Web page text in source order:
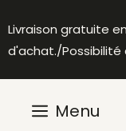
au
contenu
Livraison gratuite
d'achat./Possibilité
Menu